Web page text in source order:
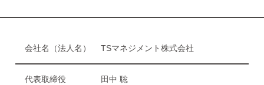
会社名（法人名） TSマネジメント株式会社
代表取締役 田中 聡